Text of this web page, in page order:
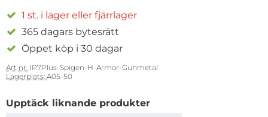
1 st. i lager eller fjärrlager
365 dagars bytesrätt
Öppet köp i 30 dagar
Art nr: IP7Plus-Spigen-H-Armor-Gunmetal
Lagerplats: A05-50
Upptäck liknande produkter